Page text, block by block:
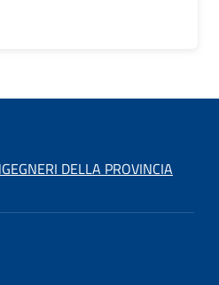
DELLA PROVINCIA